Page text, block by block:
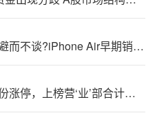
库—克避而不谈?iPhone Air早期销售表现，声称iPhone 17需求强劲，12月将迎史上最佳表现
厦工股份涨停，上榜营‘业’部合计净买入1503.40万元